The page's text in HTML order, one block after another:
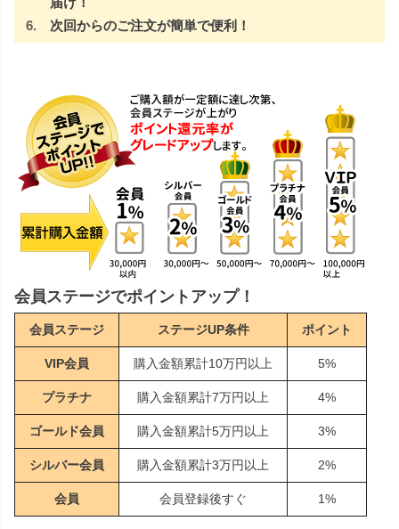
次回からのご注文が簡単で便利！
会員ステージでポイントアップ！
会員ステージ ステージUP条件 ポイント
VIP会員 購入金額累計10万円以上 5%
プラチナ 購入金額累計7万円以上 4%
ゴールド会員 購入金額累計5万円以上 3%
シルバー会員 購入金額累計3万円以上 2%
会員 会員登録後すぐ 1%